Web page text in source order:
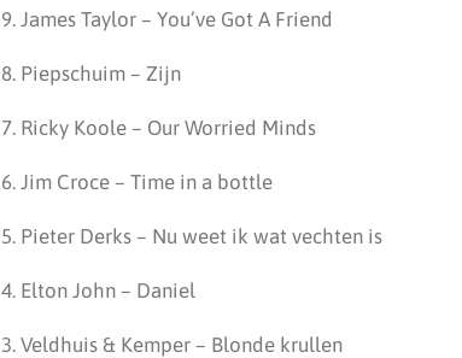
9. James Taylor – You’ve Got A Friend
8. Piepschuim – Zijn
7. Ricky Koole – Our Worried Minds
6. Jim Croce – Time in a bottle
5. Pieter Derks – Nu weet ik wat vechten is
4. Elton John – Daniel
3. Veldhuis & Kemper – Blonde krullen